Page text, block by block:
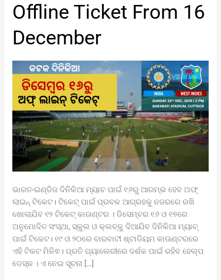
Offline Ticket From 16
December
ଭାରତ-ଇଣ୍ଡିଜ ଦିନିକିଆ ମ୍ୟାଚ ପାଇଁ ୧୬ରୁ ଆରମ୍ଭ ହେବ ଅଫ୍
ଲାଇନ୍ ଟିକେଟ। ଟିକେଟ୍ ପାଇଁ ପ୍ରବଳ ଆଗ୍ରହକୁ ନଜରରେ ରଖି
ଖୋଲାଯିବ ୧୨ ଟିକେଟ୍ କାଉଣ୍ଟର । ଡିସେମ୍ବର ୧୬ ଓ ୧୭ରେ
ଅନୁମୋଦିତ ସଂସ୍ଥା, ସ୍କୁଲ ଓ କ୍ଲବ୍‌କୁ ଦିଆଯିବ ଦିନିକିଆ ମ୍ୟାଚ୍‌
ପାଇଁ ଟିକେଟ। ୧୯ ଓ ୨୦ରେ ବାରବାଟୀ ଷ୍ଟାଡିୟମ କାଉଣ୍ଟରରେ
ଏହି ଟିକଟ ମିଳିଵ। ପ୍ରତି ଗ୍ୟାଲେରୀରେ ଦର୍ଶକ ପାଇଁ ରହିବ ହେଲ୍ପ
ଡେସ୍କ । ଏ ନେଇ ସୂଚନା […]
Offline
Ticket
From
16